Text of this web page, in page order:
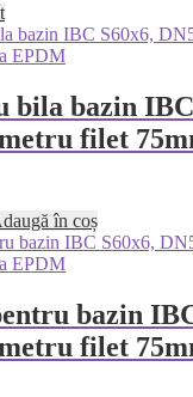
bila bazin
filet
în coș
bazin
filet